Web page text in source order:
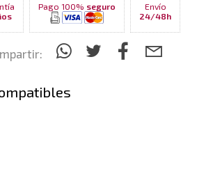
Pago 100% seguro
Envío
24/48h